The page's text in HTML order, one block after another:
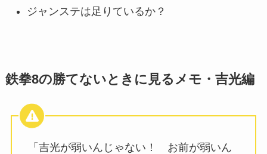
ジャンステは足りているか？
鉄拳8の勝てないときに見るメモ・吉光編
「吉光が弱いんじゃない！ お前が弱いん